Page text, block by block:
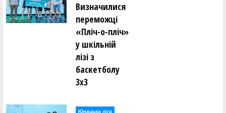
Визначилися
переможці
«Пліч-о-пліч»
у шкільній
лізі з
баскетболу
3х3
Юнацька ліга